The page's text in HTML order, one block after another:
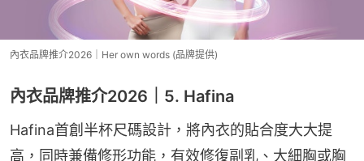
內衣品牌推介2026｜Her own words (品牌提供)
內衣品牌推介2026｜5. Hafina
Hafina首創半杯尺碼設計，將內衣的貼合度大大提
高，同時兼備修形功能，有效修復副乳、大細胸或胸